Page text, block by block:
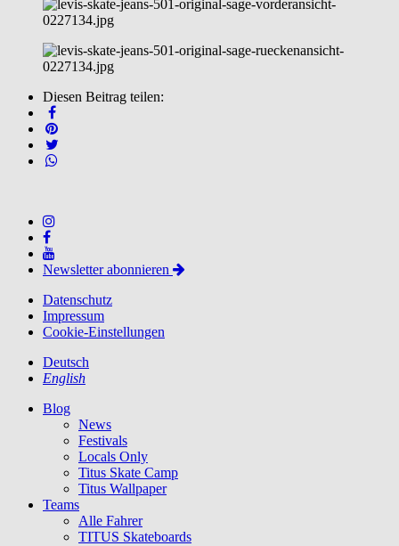
Diesen Beitrag teilen:
Newsletter abonnieren
Datenschutz
Impressum
Cookie-Einstellungen
Deutsch
English
Blog
News
Festivals
Locals Only
Titus Skate Camp
Titus Wallpaper
Teams
Alle Fahrer
TITUS Skateboards